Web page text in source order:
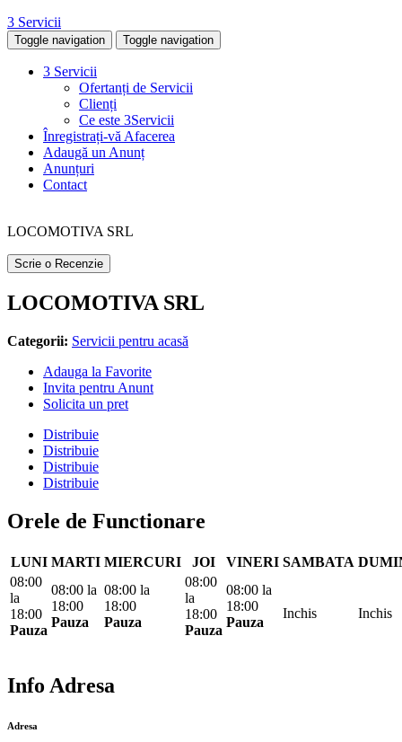
3 Servicii
Toggle navigation Toggle navigation
3 Servicii
Ofertanți de Servicii
Clienți
Ce este 3Servicii
Înregistrați-vă Afacerea
Adaugă un Anunț
Anunțuri
Contact
LOCOMOTIVA SRL
Scrie o Recenzie
LOCOMOTIVA SRL
Categorii: Servicii pentru acasă
Adauga la Favorite
Invita pentru Anunt
Solicita un pret
Distribuie
Distribuie
Distribuie
Distribuie
Orele de Functionare
LUNI MARTI MIERCURI JOI VINERI SAMBATA
08:00
la
18:00
Pauza
08:00 la
18:00
Pauza
08:00 la
18:00
Pauza
08:00
la
18:00
Pauza
08:00 la
18:00
Pauza
Inchis Inchis
Info Adresa
Adresa